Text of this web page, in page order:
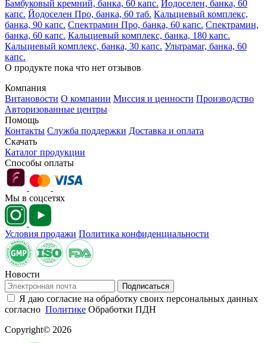
Бамбуковый кремний, банка, 60 капс. Йодоселен, банка, 60
капс. Йодоселен Про, банка, 60 таб. Кальциевый комплекс,
банка, 90 капс. Спектрамин Про, банка, 60 капс. Спектрамин,
банка, 60 капс. Кальциевый комплекс, банка, 180 капс.
Кальциевый комплекс, банка, 30 капс. Ультрамаг, банка, 60
капс.
О продукте пока что нет отзывов
Компания
Витановости О компании Миссия и ценности Производство
Авторизованные центры
Помощь
Контакты Служба поддержки Доставка и оплата
Скачать
Каталог продукции
Способы оплаты
Мы в соцсетях
Условия продажи Политика конфиденциальности
Новости
Подписаться
Я даю согласие на обработку своих персональных данных
согласно Политике Обработки ПДН
Copyright© 2026